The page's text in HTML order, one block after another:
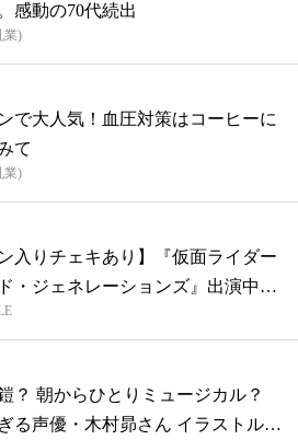
感動の70代続出
業)
で大人気！血圧対策はコーヒーに
て
業)
ン入りチェキあり】『仮面ライダー
・ジェネレーションズ』出演中！
？ 朝からひとりミュージカル？
る声優・木村昴さん イラストル